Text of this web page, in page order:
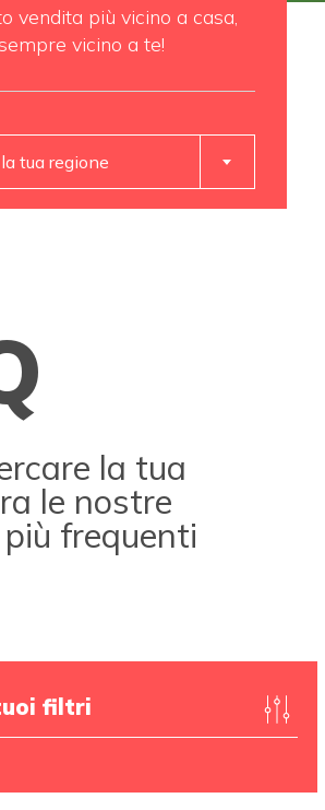
vendita più vicino a casa,
vicino a te!
tua regione
la tua
le nostre
frequenti
filtri